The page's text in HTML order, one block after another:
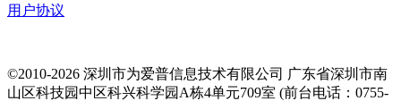
用户协议
©2010-2026 深圳市为爱普信息技术有限公司 广东省深圳市南
山区科技园中区科兴科学园A栋4单元709室 (前台电话：0755-